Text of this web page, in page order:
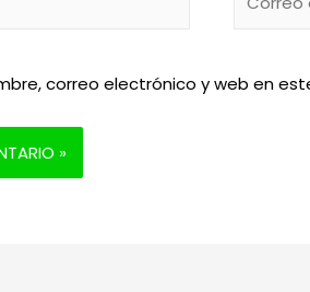
correo electrónico y web en